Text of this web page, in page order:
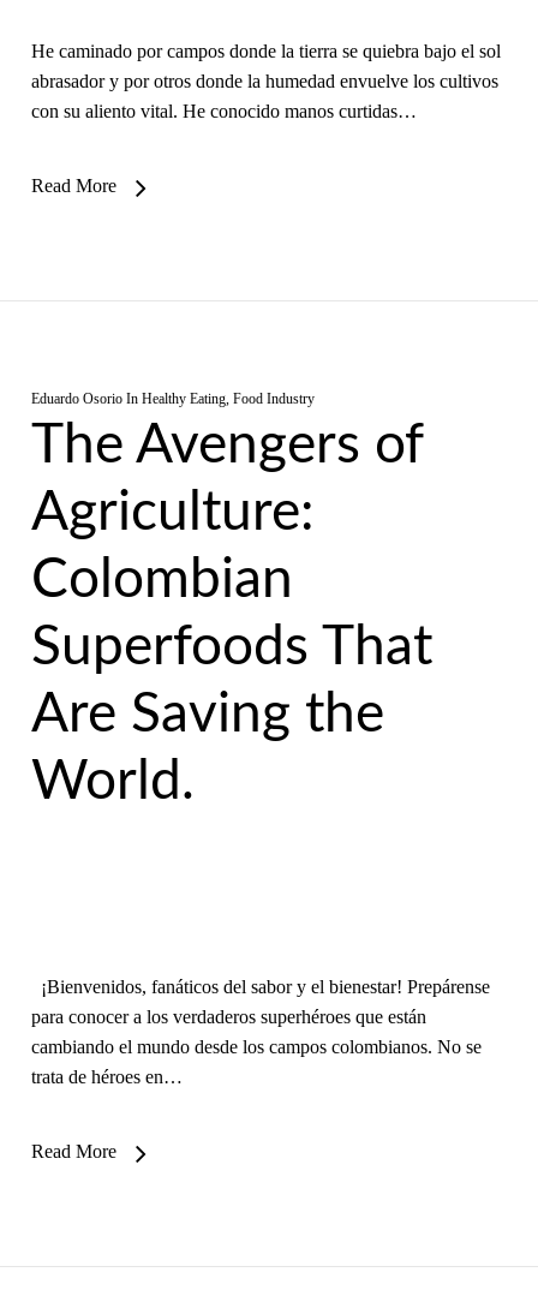
He caminado por campos donde la tierra se quiebra bajo el sol
abrasador y por otros donde la humedad envuelve los cultivos
con su aliento vital. He conocido manos curtidas…
Read More
Eduardo Osorio In Healthy Eating, Food Industry
The Avengers of
Agriculture:
Colombian
Superfoods That
Are Saving the
World.
¡Bienvenidos, fanáticos del sabor y el bienestar! Prepárense
para conocer a los verdaderos superhéroes que están
cambiando el mundo desde los campos colombianos. No se
trata de héroes en…
Read More